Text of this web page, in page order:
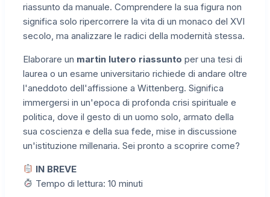
riassunto da manuale. Comprendere la sua figura non
significa solo ripercorrere la vita di un monaco del XVI
secolo, ma analizzare le radici della modernità stessa.
Elaborare un martin lutero riassunto per una tesi di
laurea o un esame universitario richiede di andare oltre
l'aneddoto dell'affissione a Wittenberg. Significa
immergersi in un'epoca di profonda crisi spirituale e
politica, dove il gesto di un uomo solo, armato della
sua coscienza e della sua fede, mise in discussione
un'istituzione millenaria. Sei pronto a scoprire come?
IN BREVE
Tempo di lettura: 10 minuti